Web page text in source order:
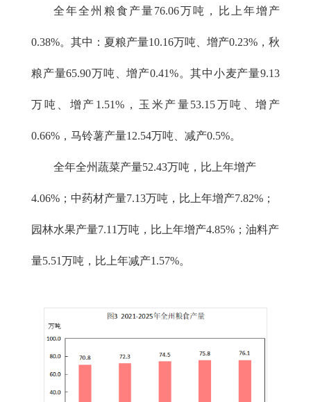
全年全州粮食产量76.06万吨，比上年增产
0.38%。其中：夏粮产量10.16万吨、增产0.23%，秋
粮产量65.90万吨、增产0.41%。其中小麦产量9.13
万吨、增产1.51%，玉米产量53.15万吨、增产
0.66%，马铃薯产量12.54万吨、减产0.5%。
全年全州蔬菜产量52.43万吨，比上年增产
4.06%；中药材产量7.13万吨，比上年增产7.82%；
园林水果产量7.11万吨，比上年增产4.85%；油料产
量5.51万吨，比上年减产1.57%。